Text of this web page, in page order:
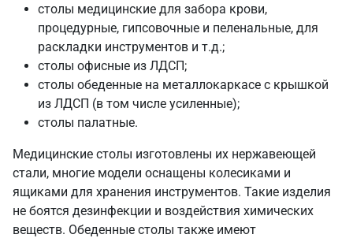
столы медицинские для забора крови,
процедурные, гипсовочные и пеленальные, для
раскладки инструментов и т.д.;
столы офисные из ЛДСП;
столы обеденные на металлокаркасе с крышкой
из ЛДСП (в том числе усиленные);
столы палатные.
Медицинские столы изготовлены их нержавеющей
стали, многие модели оснащены колесиками и
ящиками для хранения инструментов. Такие изделия
не боятся дезинфекции и воздействия химических
веществ. Обеденные столы также имеют